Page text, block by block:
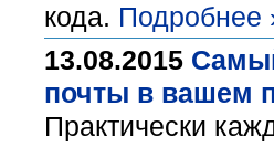
кода. Подробнее
13.08.2015
почты в вашем
Практически